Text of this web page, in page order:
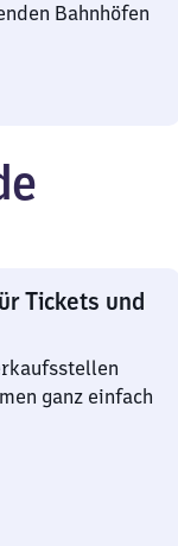
Bahnhöfen
Tickets und
ganz einfach